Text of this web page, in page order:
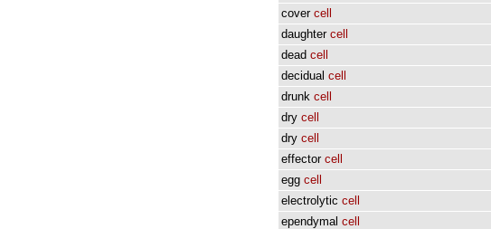
cover cell
daughter cell
dead cell
decidual cell
drunk cell
dry cell
dry cell
effector cell
egg cell
electrolytic cell
ependymal cell